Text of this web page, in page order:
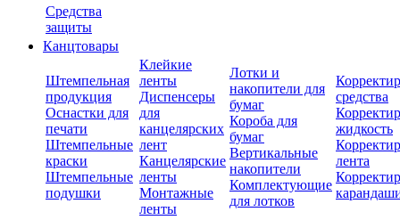
Средства
защиты
Канцтовары
Штемпельная
продукция
Оснастки для
печати
Штемпельные
краски
Штемпельные
подушки
Клейкие
ленты
Диспенсеры
для
канцелярских
лент
Канцелярские
ленты
Монтажные
ленты
Лотки и
накопители для
бумаг
Короба для
бумаг
Вертикальные
накопители
Комплектующие
для лотков
средства
жидкость
лента